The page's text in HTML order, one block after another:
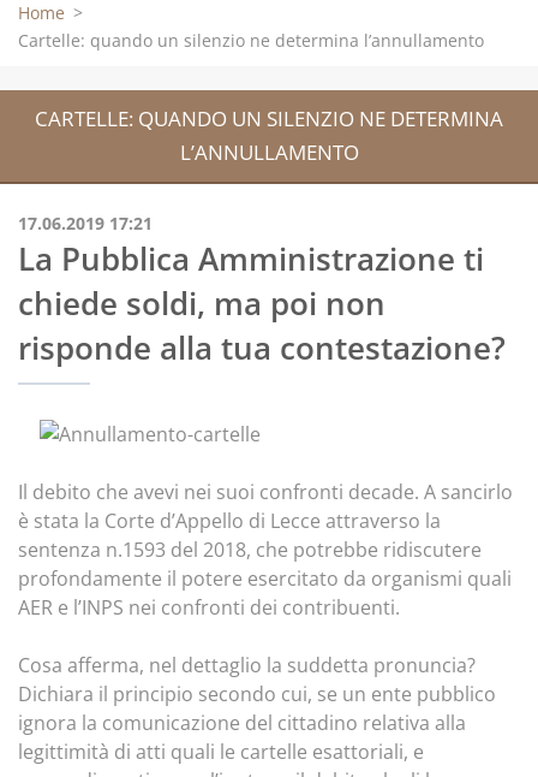
Home >
Cartelle: quando un silenzio ne determina l’annullamento
CARTELLE: QUANDO UN SILENZIO NE DETERMINA
L’ANNULLAMENTO
17.06.2019 17:21
La Pubblica Amministrazione ti
chiede soldi, ma poi non
risponde alla tua contestazione?
Il debito che avevi nei suoi confronti decade. A sancirlo
è stata la Corte d’Appello di Lecce attraverso la
sentenza n.1593 del 2018, che potrebbe ridiscutere
profondamente il potere esercitato da organismi quali
AER e l’INPS nei confronti dei contribuenti.
Cosa afferma, nel dettaglio la suddetta pronuncia?
Dichiara il principio secondo cui, se un ente pubblico
ignora la comunicazione del cittadino relativa alla
legittimità di atti quali le cartelle esattoriali, e